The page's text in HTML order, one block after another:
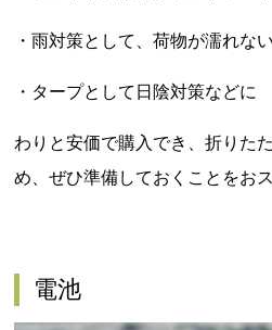
・雨対策として、荷物が濡れな
・タープとして日陰対策などに
わりと安価で購入でき、折りた
め、ぜひ準備しておくことをお
電池